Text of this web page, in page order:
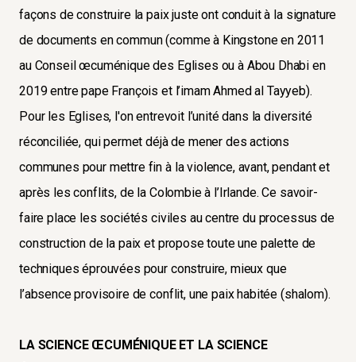
façons de construire la paix juste ont conduit à la signature
de documents en commun (comme à Kingstone en 2011
au Conseil œcuménique des Eglises ou à Abou Dhabi en
2019 entre pape François et l’imam Ahmed al Tayyeb).
Pour les Eglises, l'on entrevoit l’unité dans la diversité
réconciliée, qui permet déjà de mener des actions
communes pour mettre fin à la violence, avant, pendant et
après les conflits, de la Colombie à l’Irlande. Ce savoir-
faire place les sociétés civiles au centre du processus de
construction de la paix et propose toute une palette de
techniques éprouvées pour construire, mieux que
l’absence provisoire de conflit, une paix habitée (shalom).
LA SCIENCE ŒCUMÉNIQUE ET LA SCIENCE